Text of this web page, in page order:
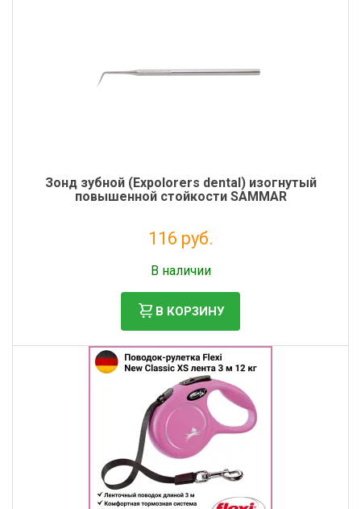
Зонд зубной (Expolorers dental) изогнутый
повышенной стойкости SAMMAR
116 руб.
В наличии
В КОРЗИНУ